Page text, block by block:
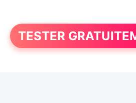
TESTER